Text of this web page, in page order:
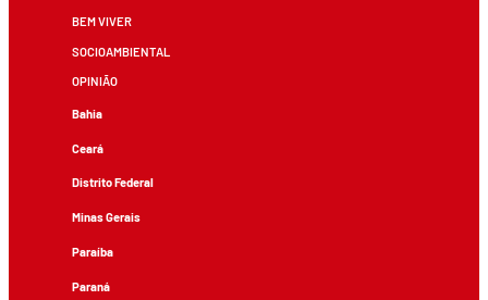
BEM VIVER
SOCIOAMBIENTAL
OPINIÃO
Bahia
Ceará
Distrito Federal
Minas Gerais
Paraíba
Paraná